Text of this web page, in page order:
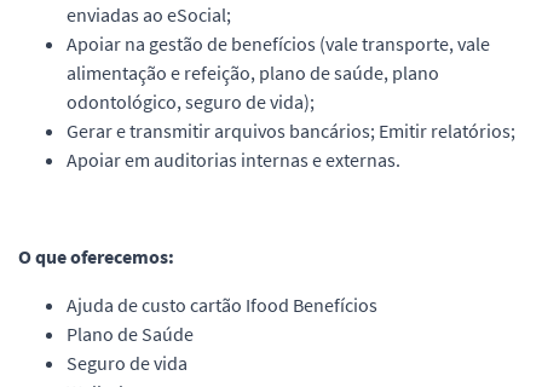
enviadas ao eSocial;
Apoiar na gestão de benefícios (vale transporte, vale
alimentação e refeição, plano de saúde, plano
odontológico, seguro de vida);
Gerar e transmitir arquivos bancários; Emitir relatórios;
Apoiar em auditorias internas e externas.
O que oferecemos:
Ajuda de custo cartão Ifood Benefícios
Plano de Saúde
Seguro de vida